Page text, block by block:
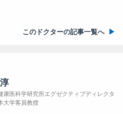
このドクターの記事一覧へ
康医科学研究所エグゼクティブディレクタ
大学客員教授